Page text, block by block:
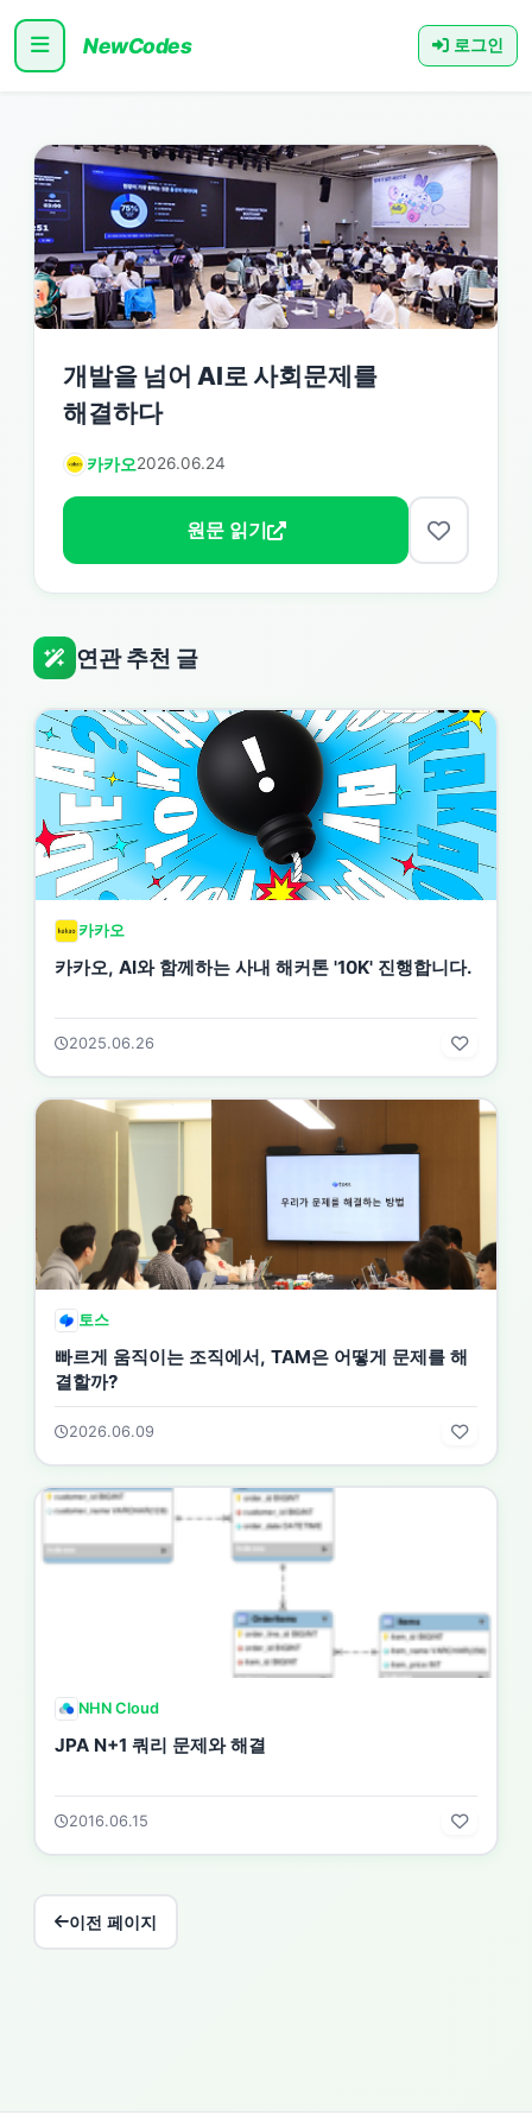
NewCodes 로그인
개발을 넘어 AI로 사회문제를
해결하다
카카오2026.06.24
원문 읽기
연관 추천 글
카카오
카카오, AI와 함께하는 사내 해커톤 '10K' 진행합니다.
2025.06.26
토스
빠르게 움직이는 조직에서, TAM은 어떻게 문제를 해
결할까?
2026.06.09
NHN Cloud
JPA N+1 쿼리 문제와 해결
2016.06.15
이전 페이지